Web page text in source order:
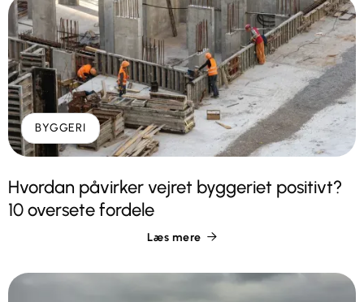
BYGGERI
Hvordan påvirker vejret byggeriet positivt?
10 oversete fordele
Læs mere 